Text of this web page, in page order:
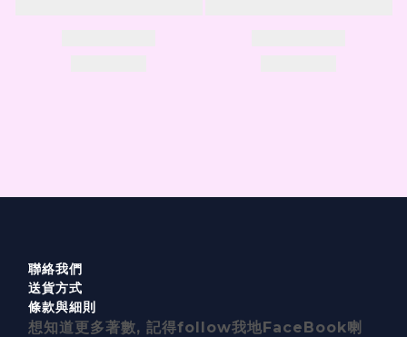
聯絡我們
送貨方式
條款與細則
想知道更多著數, 記得follow我地FaceBook喇